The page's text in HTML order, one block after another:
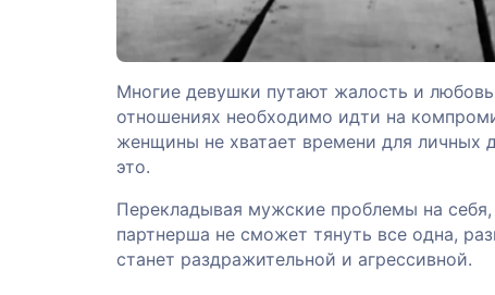
Многие девушки путают жалость и
отношениях необходимо идти на
женщины не хватает времени для личных
это.
Перекладывая мужские проблемы на
партнерша не сможет тянуть все одна,
станет раздражительной и агрессивной.